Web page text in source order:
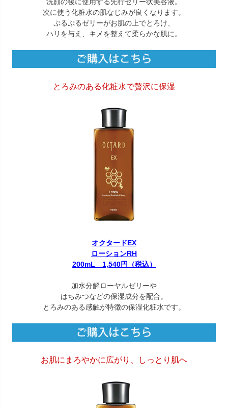
次に使う化粧水の肌なじみが良くなります。
ぷるぷるゼリーがお肌の上でとろけ、
ハリを与え、キメを整えて柔らかな肌に。
とろみのある化粧水で贅沢に保湿
オクタードEX
ローションRH
200mL 1,540円（税込）
加水分解ローヤルゼリーや
はちみつなどの保湿成分を配合。
とろみのある感触が特徴の保湿化粧水です。
お肌にまろやかに広がり、しっとり肌へ